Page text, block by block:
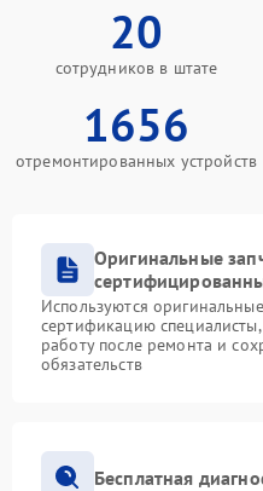
20
сотрудников в штате
1656
отремонтированных устройств
Оригинальные
Используются
сертификацию
работу после ремонта и
обязательств
Бесплатная